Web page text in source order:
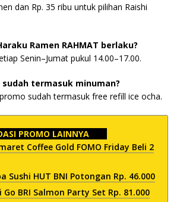
dan Rp. 35 ribu untuk pilihan Raishi
Ramen RAHMAT berlaku?
Senin–Jumat pukul 14.00–17.00.
sudah termasuk minuman?
sudah termasuk free refill ice ocha.
PROMO LAINNYA
Coffee Gold FOMO Friday Beli 2
Sushi HUT BNI Potongan Rp. 46.000
Go BRI Salmon Party Set Rp. 81.000